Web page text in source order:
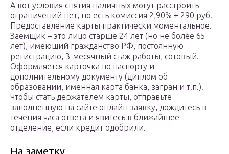
А вот условия снятия наличных могут расстроить –
ограничений нет, но есть комиссия 2,90% + 290 руб.
Предоставление карты практически моментальное.
Заемщик – это лицо старше 24 лет (но не более 65
лет), имеющий гражданство РФ, постоянную
регистрацию, 3-месячный стаж работы, сотовый.
Оформляется карточка по паспорту и
дополнительному документу (диплом об
образовании, именная карта банка, загран и т.п.).
Чтобы стать держателем карты, отправьте
заполненную на сайте онлайн заявку, дождитесь в
течения часа ответа и явитесь в ближайшее
отделение, если кредит одобрили.
На заметку